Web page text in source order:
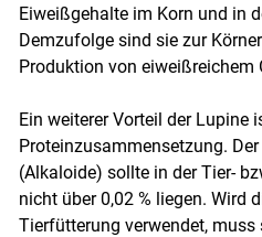
Eiweißgehalte im Korn und in
Demzufolge sind sie zur
Produktion von eiweißreichem
Ein weiterer Vorteil der Lupine
Proteinzusammensetzung.
(Alkaloide) sollte in der Tier-
nicht über 0,02 % liegen. Wird
Tierfütterung verwendet,